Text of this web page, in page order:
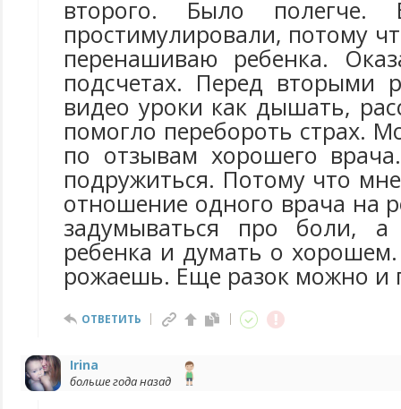
второго. Было
простимулировали, потому
перенашиваю ребенка.
подсчетах. Перед вторыми
видео уроки как дышать,
помогло перебороть страх.
по отзывам хорошего
подружиться. Потому что
отношение одного врача на
задумываться про боли, а
ребенка и думать о
рожаешь. Еще разок можно и
ОТВЕТИТЬ
Irina
больше года назад